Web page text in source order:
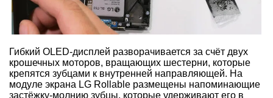
Гибкий OLED-дисплей разворачивается за счёт двух
крошечных моторов, вращающих шестерни, которые
крепятся зубцами к внутренней направляющей. На
модуле экрана LG Rollable размещены напоминающие
застёжку-молнию зубцы, которые удерживают его в